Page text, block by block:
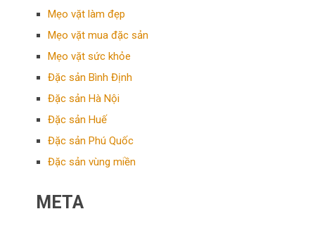
Mẹo vặt làm đẹp
Mẹo vặt mua đặc sản
Mẹo vặt sức khỏe
Đặc sản Bình Định
Đặc sản Hà Nội
Đặc sản Huế
Đặc sản Phú Quốc
Đặc sản vùng miền
META